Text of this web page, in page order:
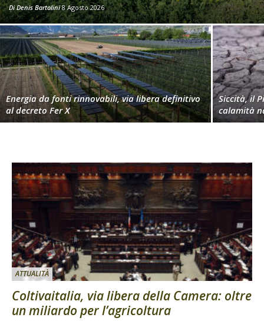
DiDenis Bartolini 8 Agosto 2026
Energia da fonti rinnovabili, via libera definitivo
al decreto Fer X
Siccità, il
calamità
ATTUALITÀ
Coltivaitalia, via libera della Camera: oltre
un miliardo per l’agricoltura